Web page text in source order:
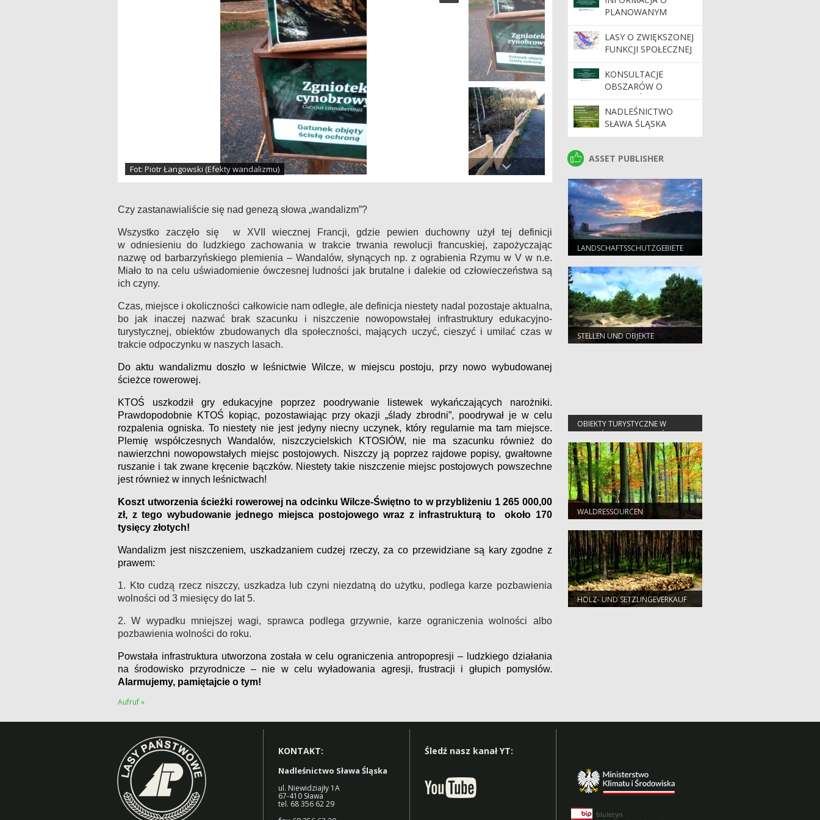
Fot: Piotr Łangowski (Efekty wandalizmu)
Czy zastanawialiście się nad genezą słowa „wandalizm”?
Wszystko zaczęło się w XVII wiecznej Francji, gdzie pewien duchowny użył tej definicji
w odniesieniu do ludzkiego zachowania w trakcie trwania rewolucji francuskiej, zapożyczając
nazwę od barbarzyńskiego plemienia – Wandalów, słynących np. z ograbienia Rzymu w V w n.e.
Miało to na celu uświadomienie ówczesnej ludności jak brutalne i dalekie od człowieczeństwa są
ich czyny.
Czas, miejsce i okoliczności całkowicie nam odległe, ale definicja niestety nadal pozostaje aktualna,
bo jak inaczej nazwać brak szacunku i niszczenie nowopowstałej infrastruktury edukacyjno-
turystycznej, obiektów zbudowanych dla społeczności, mających uczyć, cieszyć i umilać czas w
trakcie odpoczynku w naszych lasach.
Do aktu wandalizmu doszło w leśnictwie Wilcze, w miejscu postoju, przy nowo wybudowanej
ścieżce rowerowej.
KTOŚ uszkodził gry edukacyjne poprzez poodrywanie listewek wykańczających narożniki.
Prawdopodobnie KTOŚ kopiąc, pozostawiając przy okazji „ślady zbrodni”, poodrywał je w celu
rozpalenia ogniska. To niestety nie jest jedyny niecny uczynek, który regularnie ma tam miejsce.
Plemię współczesnych Wandalów, niszczycielskich
KTOSIÓW, nie ma szacunku również do
nawierzchni nowopowstałych miejsc postojowych. Niszczy ją poprzez rajdowe popisy, gwałtowne
ruszanie i tak zwane kręcenie bączków. Niestety takie niszczenie miejsc postojowych powszechne
jest również w innych leśnictwach!
Koszt utworzenia ścieżki rowerowej na odcinku Wilcze-Świętno to w przybliżeniu 1 265 000,00
zł, z tego wybudowanie jednego miejsca postojowego wraz z infrastrukturą to około 170
tysięcy złotych!
Wandalizm jest niszczeniem, uszkadzaniem cudzej rzeczy, za co przewidziane są kary zgodne z
prawem:
1. Kto cudzą rzecz niszczy, uszkadza lub czyni niezdatną do użytku, podlega karze pozbawienia
wolności od 3 miesięcy do lat 5.
2. W wypadku mniejszej wagi, sprawca podlega grzywnie, karze ograniczenia wolności albo
pozbawienia wolności do roku.
Powstała infrastruktura utworzona została w celu ograniczenia antropopresji – ludzkiego działania
na środowisko przyrodnicze – nie w celu wyładowania agresji, frustracji i głupich pomysłów.
Alarmujemy, pamiętajcie o tym!
Aufruf »
PLANOWANYM
WDROŻENIU
DYNAMICZNEGO
SYSTEMU ZAKUPÓW
LASY O ZWIĘKSZONEJ
FUNKCJI SPOŁECZNEJ
KONSULTACJE
OBSZARÓW O
SZCZEGÓLNYCH
WARTOŚCIACH
OCHRONNYCH HCV
NA TERENIE
REGIONALNEJ
PAŃSTWOWYCH W
ZIELONEJ GÓRZE
NADLEŚNICTWO
SŁAWA ŚLĄSKA
NABYWA LASY I
ZALESIENIA
ASSET PUBLISHER
ASSET PUBLISHER
LANDSCHAFTSSCHUTZGEBIETE
STELLEN UND OBJEKTE
OBIEKTY TURYSTYCZNE W
NADLEŚNICTWIE SŁAWA ŚLĄSKA
WALDRESSOURCEN
HOLZ- UND SETZLINGEVERKAUF
KONTAKT:
Nadleśnictwo Sława Śląska
ul. Niewidziajły 1A
67-410 Sława
tel. 68 356 62 29
Śledź nasz kanał YT: